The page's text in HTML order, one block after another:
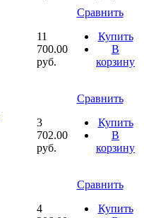
11
700.00
руб.
Сравнить
Купить
В
корзину
3
702.00
руб.
Сравнить
Купить
В
корзину
4
Сравнить
Купить